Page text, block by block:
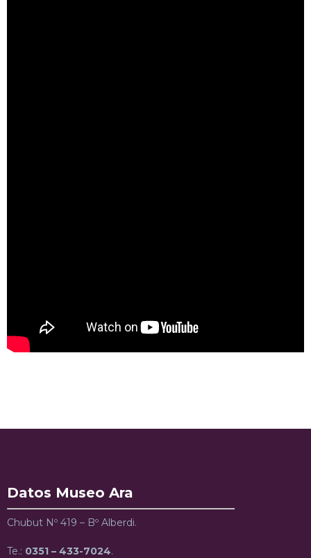
Datos Museo Ara
Chubut Nº 419 – Bº Alberdi.
Te.: 0351 – 433-7024.